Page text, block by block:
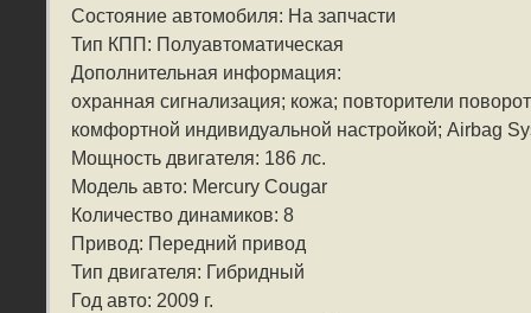
Состояние автомобиля: На запчасти
Тип КПП: Полуавтоматическая
Дополнительная информация:
охранная сигнализация; кожа; повторители
комфортной индивидуальной настройкой; Airbag
Мощность двигателя: 186 лс.
Модель авто: Mercury Cougar
Количество динамиков: 8
Привод: Передний привод
Тип двигателя: Гибридный
Год авто: 2009 г.